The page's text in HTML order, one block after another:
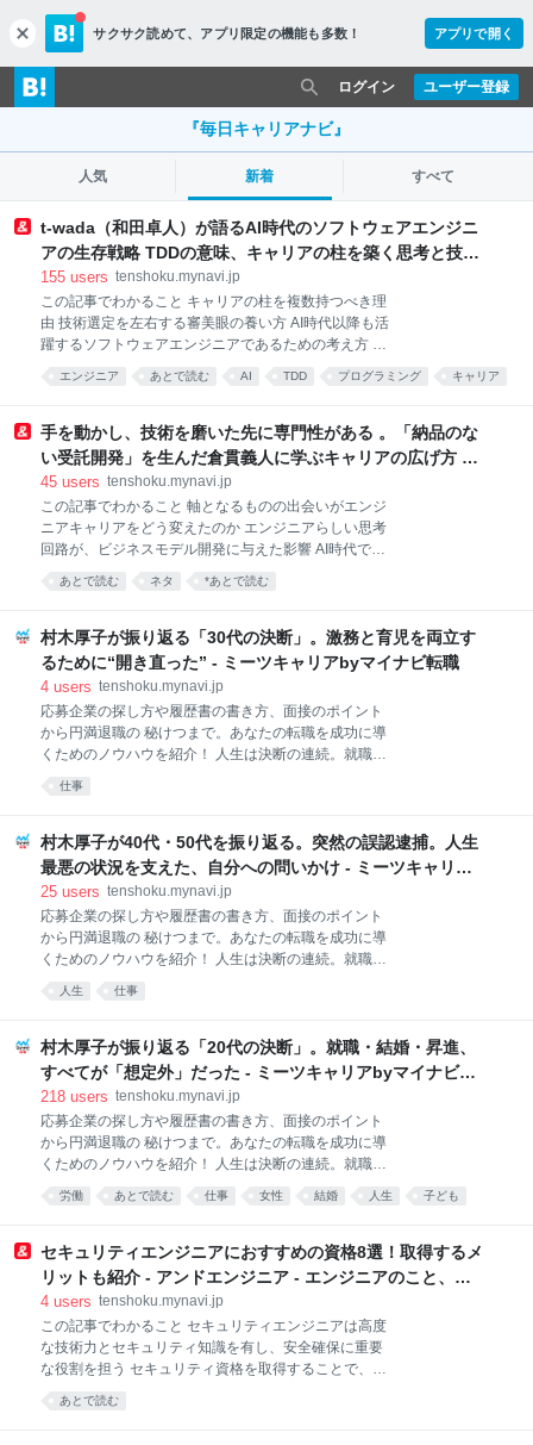
c
l
o
s
サクサク読めて、 アプリ限定の機能も多数！ アプリで開く
ユーザー登録
ログイン
『毎日キャリアナビ』
人気 新着 すべて
t-wada（和田卓人）が語るAI時代のソフトウェアエンジニ
アの生存戦略 TDDの意味、キャリアの柱を築く思考と技術
的審美眼の磨き方 - アンドエンジニア - エンジニアのこ
と、エンジニアから。
155 users tenshoku.mynavi.jp
この記事でわかること キャリアの柱を複数持つべき理
由 技術選定を左右する審美眼の養い方 AI時代以降も活
躍するソフトウェアエンジニアであるための考え方 ソ
フトウェアエンジニアとして働き続けるなかで、どん
な技術を学び、なにを拠りどころにしてキャリアを築
せん。 テスト駆動開発の第一人者として知られる和田
卓人さんも、最初から明確なロールモデルや完成され
たキャリア像を持っていたわけではありませんでし
がら、失敗と試行錯誤を重ね、そのなかで専門性を育
ててきたのです。 本記事では、和田さんの歩みを通し
て、ソフトウェアエンジニアの思考や技術がキャリア
をどう支え、どう広げていくのかを紐解きます。ま
Code、Cu
エンジニア あとで読む AI TDD プログラミング キャリア
手を動かし、技術を磨いた先に専門性がある 。「納品のな
い受託開発」を生んだ倉貫義人に学ぶキャリアの広げ方 -
アンドエンジニア - エンジニアのこと、エンジニアから。
45 users tenshoku.mynavi.jp
この記事でわかること 軸となるものの出会いがエンジ
ニアキャリアをどう変えたのか エンジニアらしい思考
回路が、ビジネスモデル開発に与えた影響 AI時代でも
価値を発揮し続けるエンジニアの条件 エンジニアとし
て身につけた思考やスキルは、キャリアにどんな可能
ニックガーデン代表の倉貫義人さんは、SIerのエンジ
ニアとしてキャリアをスタートしました。開発現場で
感じた違和感をきっかけにエクストリーム・プログラ
を追求するなかで、月額定額でプログラマーが顧客に
顧問のように寄り添い、システムの設計・開発・運用
まで提供する「納品のない受託開発」という独自のビ
ジネスモデルを生み出します。 エンジニアとして考
んの歩みを通し
あとで読む ネタ *あとで読む
村木厚子が振り返る「30代の決断」。激務と育児を両立す
るために“開き直った” - ミーツキャリアbyマイナビ転職
4 users tenshoku.mynavi.jp
応募企業の探し方や履歴書の書き方、面接のポイント
から円満退職の 秘けつまで。あなたの転職を成功に導
くためのノウハウを紹介！ 人生は決断の連続。就職や
転職、さらには結婚、子育てなど、さまざまな局面で
選択を迫られます。時には深く悩み、逡巡することも
ように見える先人たちも、かつては同じような岐路に
立ち、悩みながら決断を下してきました。そこに至る
までに、どんなプロセスがあったのでしょうか。ま
ぼしたのでしょうか。 そんな「人生の決断」につい
て、村木厚子さんが振り返ります。村木さんは1978年
に労働省（現・厚生労働省）に入省して以来、女性政
策や障がい者政策に携わり続け、国家公務員として37
つい日々を過ごしまし
仕事
村木厚子が40代・50代を振り返る。突然の誤認逮捕。人生
最悪の状況を支えた、自分への問いかけ - ミーツキャリア
byマイナビ転職
25 users tenshoku.mynavi.jp
応募企業の探し方や履歴書の書き方、面接のポイント
から円満退職の 秘けつまで。あなたの転職を成功に導
くためのノウハウを紹介！ 人生は決断の連続。就職や
転職、さらには結婚、子育てなど、さまざまな局面で
選択を迫られます。時には深く悩み、逡巡することも
ように見える先人たちも、かつては同じような岐路に
立ち、悩みながら決断を下してきました。そこに至る
までに、どんなプロセスがあったのでしょうか。ま
ぼしたのでしょうか。 そんな「人生の決断」につい
て、村木厚子さんが振り返ります。村木さんは1978年
に労働省（現・厚生労働省）に入省して以来、女性政
策や障がい者政策に携わり続け、国家公務員として37
けるポストに重圧や
人生 仕事
村木厚子が振り返る「20代の決断」。就職・結婚・昇進、
すべてが「想定外」だった - ミーツキャリアbyマイナビ転
職
218 users tenshoku.mynavi.jp
応募企業の探し方や履歴書の書き方、面接のポイント
から円満退職の 秘けつまで。あなたの転職を成功に導
くためのノウハウを紹介！ 人生は決断の連続。就職や
転職、さらには結婚、子育てなど、さまざまな局面で
選択を迫られます。時には深く悩み、逡巡することも
ように見える先人たちも、かつては同じような岐路に
立ち、悩みながら決断を下してきました。そこへ至る
までに、どんなプロセスがあったのでしょうか。ま
ぼしたのでしょうか。 そんな「人生の決断」につい
て、村木厚子さんが振り返ります。村木さんは1978年
に労働省（現・厚生労働省）に入省して以来、女性政
策や障がい者政策に携わり続け、国家公務員として37
労働 あとで読む 仕事 女性 結婚 人生 子ども
セキュリティエンジニアにおすすめの資格8選！取得するメ
リットも紹介 - アンドエンジニア - エンジニアのこと、エ
ンジニアから。
4 users tenshoku.mynavi.jp
この記事でわかること セキュリティエンジニアは高度
な技術力とセキュリティ知識を有し、安全確保に重要
な役割を担う セキュリティ資格を取得することで、ス
キル証明となりセキュリティ分野での活躍機会が増す
取得を推奨したい資格としては、情報処理安全確保支
あとで読む